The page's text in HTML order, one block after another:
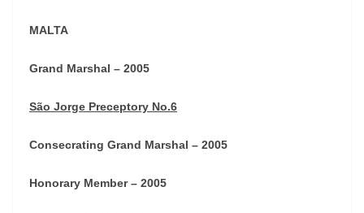
MALTA
Grand Marshal – 2005
São Jorge Preceptory No.6
Consecrating Grand Marshal – 2005
Honorary Member – 2005